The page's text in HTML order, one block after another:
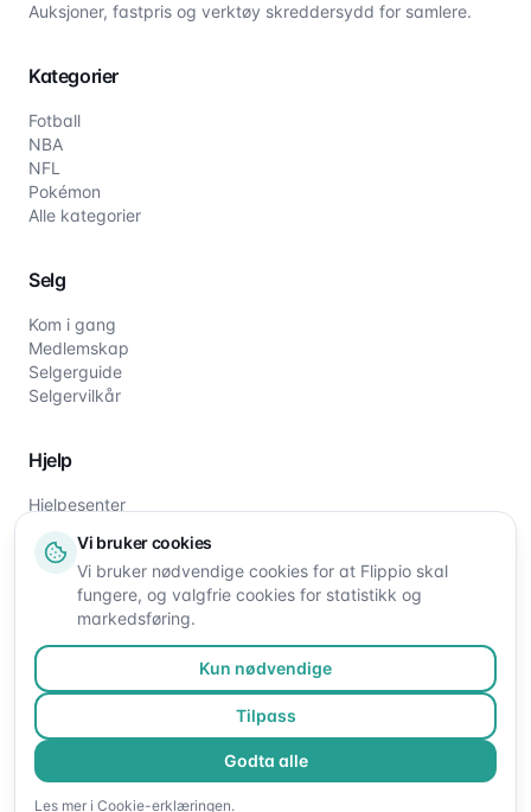
Auksjoner, fastpris og verktøy skreddersydd for samlere.
Kategorier
Fotball
NBA
NFL
Pokémon
Alle kategorier
Selg
Kom i gang
Medlemskap
Selgerguide
Selgervilkår
Hjelp
Hjelpesenter
Om oss
Kontakt oss
©2026Flippio. Alle rettigheter reservert.
Vi bruker cookies
Vi bruker nødvendige cookies for at Flippio skal
fungere, og valgfrie cookies for statistikk og
markedsføring.
Kun nødvendige
Tilpass
Godta alle
Les mer i Cookie-erklæringen.